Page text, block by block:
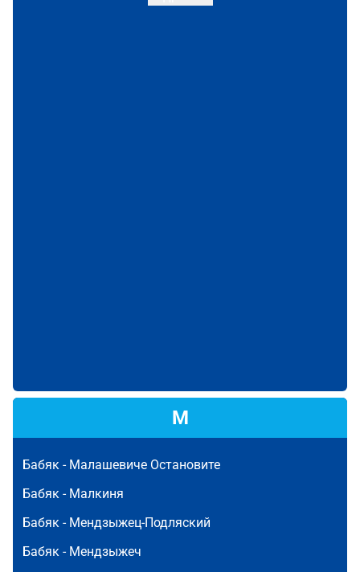
М
Бабяк - Малашевиче Остановите
Бабяк - Малкиня
Бабяк - Мендзыжец-Подляский
Бабяк - Мендзыжеч